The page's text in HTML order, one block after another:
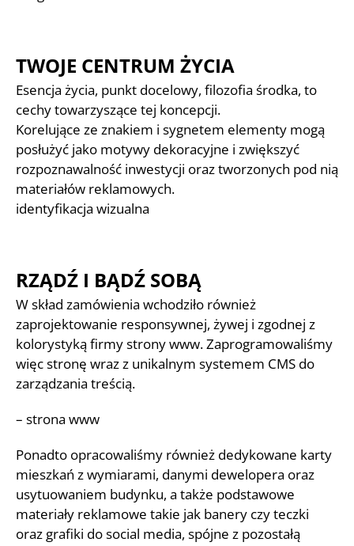
TWOJE CENTRUM ŻYCIA
Esencja życia, punkt docelowy, filozofia środka, to
cechy towarzyszące tej koncepcji.
Korelujące ze znakiem i sygnetem elementy mogą
posłużyć jako motywy dekoracyjne i zwiększyć
rozpoznawalność inwestycji oraz tworzonych pod nią
materiałów reklamowych.
identyfikacja wizualna
RZĄDŹ I BĄDŹ SOBĄ
W skład zamówienia wchodziło również
zaprojektowanie responsywnej, żywej i zgodnej z
kolorystyką firmy strony www. Zaprogramowaliśmy
więc stronę wraz z unikalnym systemem CMS do
zarządzania treścią.
– strona www
Ponadto opracowaliśmy również dedykowane karty
mieszkań z wymiarami, danymi dewelopera oraz
usytuowaniem budynku, a także podstawowe
materiały reklamowe takie jak banery czy teczki
oraz grafiki do social media, spójne z pozostałą